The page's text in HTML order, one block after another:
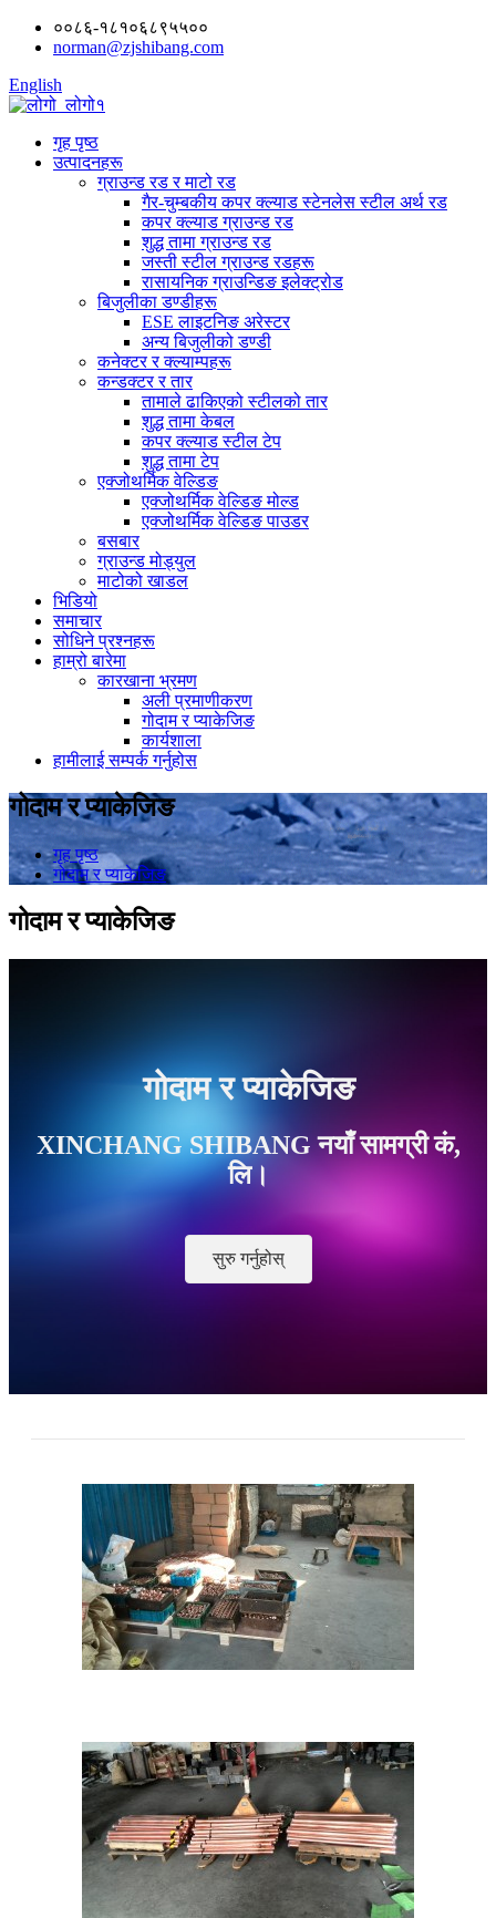
००८६-१८१०६८९५५००
norman@zjshibang.com
English
गृह पृष्ठ
उत्पादनहरू
ग्राउन्ड रड र माटो रड
गैर-चुम्बकीय कपर क्ल्याड स्टेनलेस स्टील अर्थ रड
कपर क्ल्याड ग्राउन्ड रड
शुद्ध तामा ग्राउन्ड रड
जस्ती स्टील ग्राउन्ड रडहरू
रासायनिक ग्राउन्डिङ इलेक्ट्रोड
बिजुलीका डण्डीहरू
ESE लाइटनिङ अरेस्टर
अन्य बिजुलीको डण्डी
कनेक्टर र क्ल्याम्पहरू
कन्डक्टर र तार
तामाले ढाकिएको स्टीलको तार
शुद्ध तामा केबल
कपर क्ल्याड स्टील टेप
शुद्ध तामा टेप
एक्जोथर्मिक वेल्डिङ
एक्जोथर्मिक वेल्डिङ मोल्ड
एक्जोथर्मिक वेल्डिङ पाउडर
बसबार
ग्राउन्ड मोड्युल
माटोको खाडल
भिडियो
समाचार
सोधिने प्रश्नहरू
हाम्रो बारेमा
कारखाना भ्रमण
अली प्रमाणीकरण
गोदाम र प्याकेजिङ
कार्यशाला
हामीलाई सम्पर्क गर्नुहोस
गोदाम र प्याकेजिङ
गृह पृष्ठ
गोदाम र प्याकेजिङ
गोदाम र प्याकेजिङ
गोदाम र प्याकेजिङ
XINCHANG SHIBANG नयाँ सामग्री कं,
लि।
सुरु गर्नुहोस्